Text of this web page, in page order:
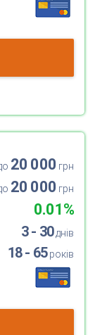
20 000 грн
20 000 грн
0.01%
3 - 30днів
18 - 65років